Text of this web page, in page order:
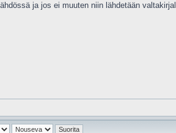
ja jos ei muuten niin lähdetään